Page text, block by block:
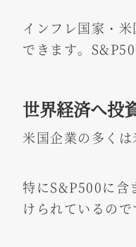
インフレ国家・
できます。
世界経済へ投
米国企業の多く
特にS&P500に含
けられているので